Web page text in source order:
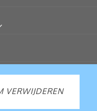
VERWIJDEREN